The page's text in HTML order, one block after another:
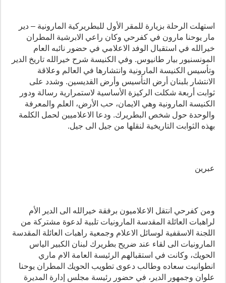
استهلت الرحلة بزيارة للمقر الأول للبطريركية المارونية – دير
مار يوحنا مارون في كفرحي وكان راعي الابرشية المطران
خيرالله في استقبال الوفد الاعلامي في حضور نائبه العام
المونسنيور بيار طانيوس. وفي الكنيسة شرح خيرالله تاريخ الدير
وتأسيس الكنيسة المارونية وانتشارها في العالم وعلاقة
الانتشار بلبنان أرض التأسيس وأرض القديسين. وشدد على
ثوابت أربعة شكلت الركيزة الأساسية لاستمرارية رسالة ودور
الكنيسة المارونية وهي الايمان، حب الأرض، العلم والمعرفة
والوحدة حول شخص البطريرك. ودعا الاعلاميين لحمل الكلمة
بهذه الثوابت التاريخية لنقلها من جيل الى جيل.
عبرين
ومن كفرحي انتقل الاعلاميون برفقة خيرالله الى الدير الأم
لراهبات العائلة المقدسة المارونيات تلبية لدعوة مشتركة من
اللجنة الاسقفية لوسائل الاعلام وجمعية راهبات العائلة المقدسة
المارونيات الى لقاء عند ضريح بطريرك لبنان الكبير الياس
الحويك، وكانت في استقبالهم الرئيسة العامة الام ماري
انطوانيت سعاده وطالب دعوى تطويب الحويك المطران يوحنا
علوان وجمهور الدير، في حضور رئيسة مجلس إدارة المديرة